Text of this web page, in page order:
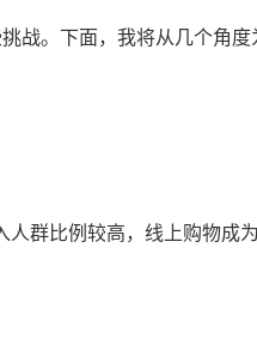
战。下面，我将从几个角
群比例较高，线上购物成